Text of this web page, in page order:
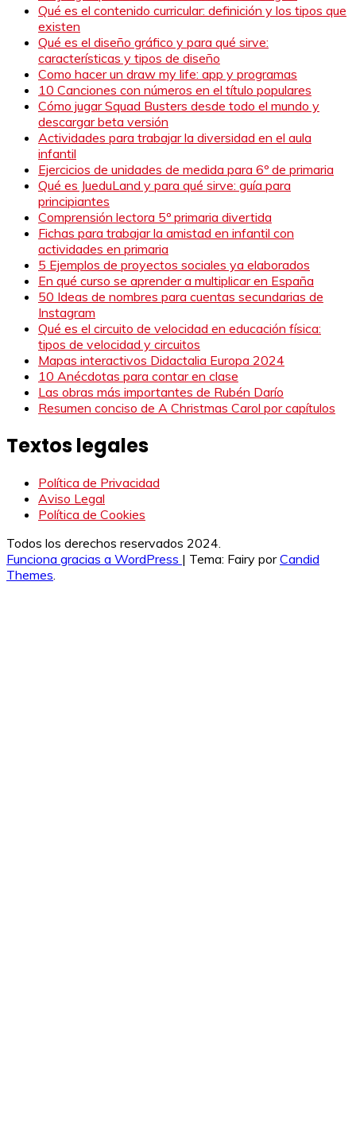
Qué es el contenido curricular: definición y los tipos que
existen
Qué es el diseño gráfico y para qué sirve:
características y tipos de diseño
Como hacer un draw my life: app y programas
10 Canciones con números en el título populares
Cómo jugar Squad Busters desde todo el mundo y
descargar beta versión
Actividades para trabajar la diversidad en el aula
infantil
Ejercicios de unidades de medida para 6º de primaria
Qué es JueduLand y para qué sirve: guía para
principiantes
Comprensión lectora 5º primaria divertida
Fichas para trabajar la amistad en infantil con
actividades en primaria
5 Ejemplos de proyectos sociales ya elaborados
En qué curso se aprender a multiplicar en España
50 Ideas de nombres para cuentas secundarias de
Instagram
Qué es el circuito de velocidad en educación física:
tipos de velocidad y circuitos
Mapas interactivos Didactalia Europa 2024
10 Anécdotas para contar en clase
Las obras más importantes de Rubén Darío
Resumen conciso de A Christmas Carol por capítulos
Textos legales
Política de Privacidad
Aviso Legal
Política de Cookies
Todos los derechos reservados 2024.
Funciona gracias a WordPress | Tema: Fairy porCandid
Themes.